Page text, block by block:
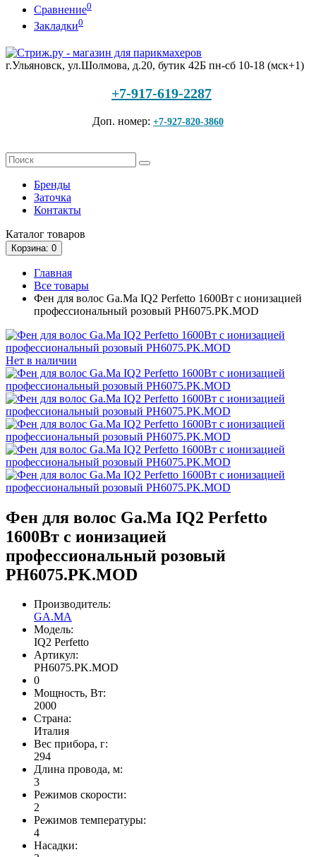
Сравнение0
Закладки0
г.Ульяновск, ул.Шолмова, д.20, бутик 42Б пн-сб 10-18 (мск+1)
+7-917-619-2287
Доп. номер: +7-927-820-3860
Бренды
Заточка
Контакты
Каталог товаров
Корзина: 0
Главная
Все товары
Фен для волос Ga.Ma IQ2 Perfetto 1600Вт с ионизацией
профессиональный розовый PH6075.PK.MOD
Нет в наличии
Фен для волос Ga.Ma IQ2 Perfetto
1600Вт с ионизацией
профессиональный розовый
PH6075.PK.MOD
Производитель:
GA.MA
Модель:
IQ2 Perfetto
Артикул:
PH6075.PK.MOD
0
Мощность, Вт:
2000
Страна:
Италия
Вес прибора, г:
294
Длина провода, м:
3
Режимов скорости:
2
Режимов температуры:
4
Насадки: